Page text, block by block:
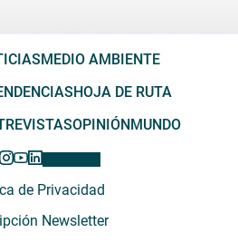
MEDIO AMBIENTE
HOJA DE RUTA
OPINIÓNMUNDO
de Privacidad
Newsletter